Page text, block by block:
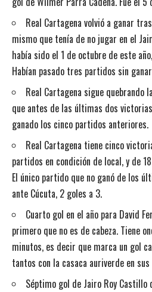
Real Cartagena volvió a ganar
mismo que tenía de no jugar en el
había sido el 1 de octubre de este
Habían pasado tres partidos sin
Real Cartagena sigue quebrando
que antes de las últimas dos
ganado los cinco partidos anteriores.
Real Cartagena tiene cinco
partidos en condición de local, y de
El único partido que no ganó de los
ante Cúcuta, 2 goles a 3.
Cuarto gol en el año para David
primero que no es de cabeza. Tiene
minutos, es decir que marca un gol
tantos con la casaca auriverde en
Séptimo gol de Jairo Roy Castillo